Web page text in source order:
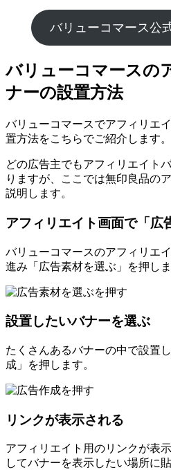
バリューコマース公
バリューコマースの
ナーの設置方法
バリューコマースでアフィリエ
置方法をこちらでご紹介します。
どの広告主でもアフィリエイト
りますが、ここでは無印良品の
説明します。
アフィリエイト画面で「広
バリューコマースのアフィリエ
進み「広告素材を選ぶ」を押しま
設置したいバナーを選ぶ
たくさんあるバナーの中で設置
成」を押します。
リンクが表示される
アフィリエイト用のリンクが表
してバナーを表示したい場所に